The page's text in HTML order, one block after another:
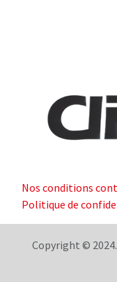
Nos conditions
Politique de
Copyright ©